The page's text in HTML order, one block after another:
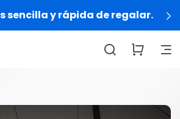
sencilla y rápida de regalar.